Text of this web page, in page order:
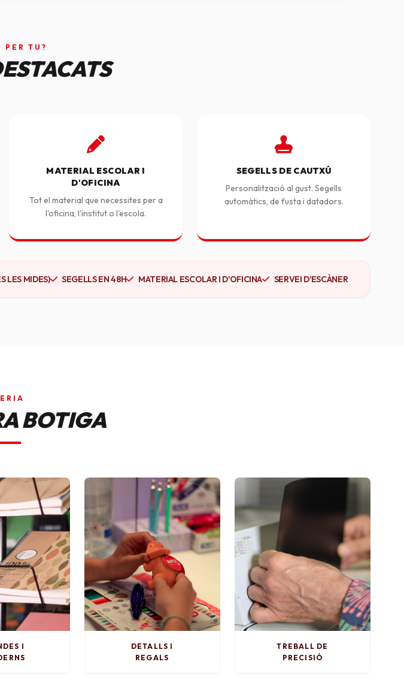
PER TU?
MATERIAL ESCOLAR I
D'OFICINA
Tot el material que necessites per a
l'oficina, l'institut o l'escola.
SEGELLS DE CAUTXÚ
Personalització al gust. Segells
automàtics, de fusta i datadors.
LES MIDES) SEGELLS EN 48H MATERIAL ESCOLAR I D'OFICINA SERVEI D'ESCÀNER
BOTIGA
I
DETALLS I
REGALS
TREBALL DE
PRECISIÓ